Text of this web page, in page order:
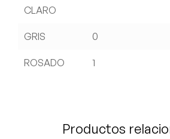
CLARO
GRIS 0
ROSADO 1
Productos